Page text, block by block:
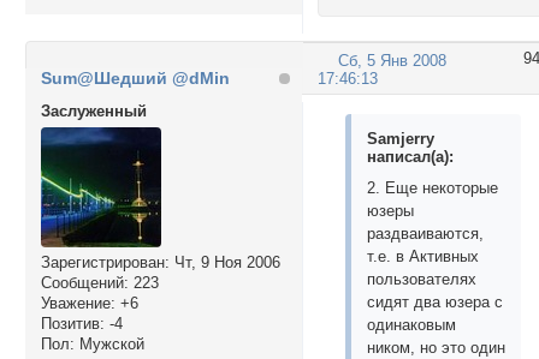
94
Сб, 5 Янв 2008
17:46:13
Sum@Шедший @dMin
Заслуженный
Зарегистрирован: Чт, 9 Ноя 2006
Сообщений: 223
Уважение: +6
Позитив: -4
Пол: Мужской
Samjerry
написал(а):
2. Еще некоторые
юзеры
раздваиваются,
т.е. в Активных
пользователях
сидят два юзера с
одинаковым
ником, но это один